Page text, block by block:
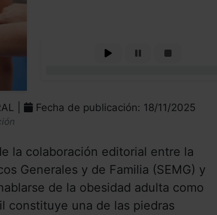
| Fecha de publicación: 18/11/2025
la colaboración editorial entre la
Generales y de Familia (SEMG) y
de la obesidad adulta como
constituye una de las piedras